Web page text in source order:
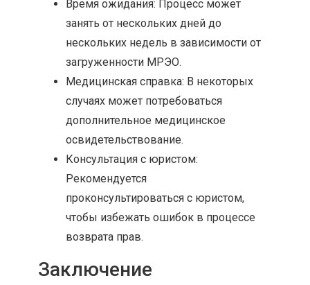
Время ожидания: Процесс может
занять от нескольких дней до
нескольких недель в зависимости от
загруженности МРЭО.
Медицинская справка: В некоторых
случаях может потребоваться
дополнительное медицинское
освидетельствование.
Консультация с юристом:
Рекомендуется
проконсультироваться с юристом,
чтобы избежать ошибок в процессе
возврата прав.
Заключение